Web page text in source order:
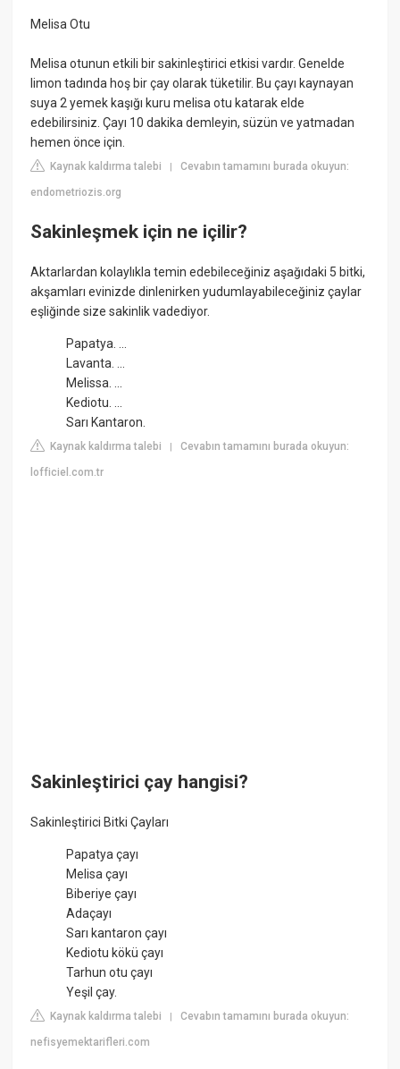
Melisa Otu
Melisa otunun etkili bir sakinleştirici etkisi vardır. Genelde
limon tadında hoş bir çay olarak tüketilir. Bu çayı kaynayan
suya 2 yemek kaşığı kuru melisa otu katarak elde
edebilirsiniz. Çayı 10 dakika demleyin, süzün ve yatmadan
hemen önce için.
Kaynak kaldırma talebi |Cevabın tamamını burada okuyun:
endometriozis.org
Sakinleşmek için ne içilir?
Aktarlardan kolaylıkla temin edebileceğiniz aşağıdaki 5 bitki,
akşamları evinizde dinlenirken yudumlayabileceğiniz çaylar
eşliğinde size sakinlik vadediyor.
Papatya. ...
Lavanta. ...
Melissa. ...
Kediotu. ...
Sarı Kantaron.
Kaynak kaldırma talebi |Cevabın tamamını burada okuyun:
lofficiel.com.tr
Sakinleştirici çay hangisi?
Sakinleştirici Bitki Çayları
Papatya çayı
Melisa çayı
Biberiye çayı
Adaçayı
Sarı kantaron çayı
Kediotu kökü çayı
Tarhun otu çayı
Yeşil çay.
Kaynak kaldırma talebi |Cevabın tamamını burada okuyun:
nefisyemektarifleri.com